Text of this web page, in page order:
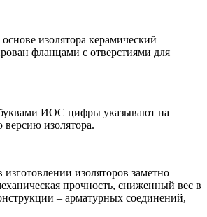
изолятора керамический
фланцами с отверстиями для
буквами ИОС цифры указывают на
изолятора.
изоляторов заметно
прочность, сниженный вес в
– арматурных соединений,